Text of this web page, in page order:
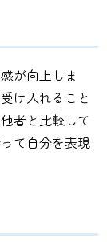
が向上しま
け入れること
者と比較して
て自分を表現